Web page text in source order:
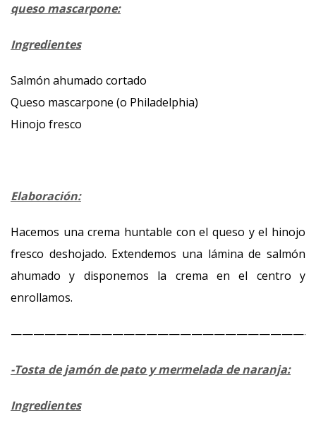
queso mascarpone:
Ingredientes
Salmón ahumado cortado
Queso mascarpone (o Philadelphia)
Hinojo fresco
Elaboración:
Hacemos una crema huntable con el queso y el hinojo
fresco deshojado. Extendemos una lámina de salmón
ahumado y disponemos la crema en el centro y
enrollamos.
-Tosta de jamón de pato y mermelada de naranja:
Ingredientes